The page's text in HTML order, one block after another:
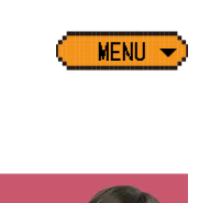
MENU